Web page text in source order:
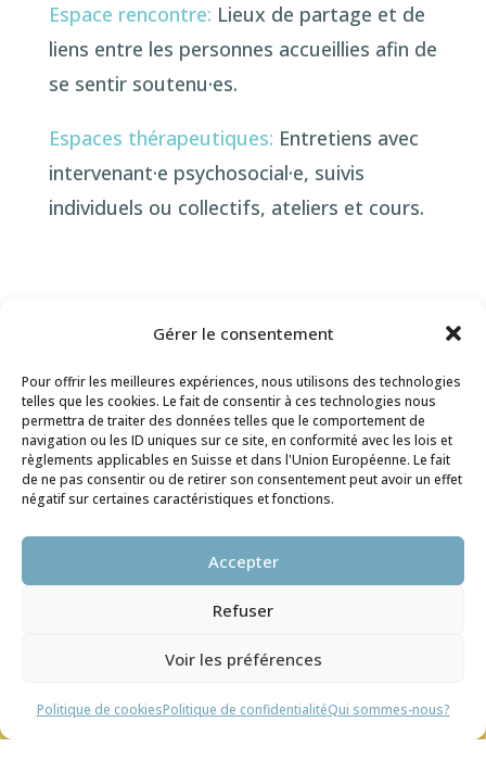
Gérer le consentement
Pour offrir les meilleures expériences, nous utilisons des technologies
telles que les cookies. Le fait de consentir à ces technologies nous
permettra de traiter des données telles que le comportement de
navigation ou les ID uniques sur ce site, en conformité avec les lois et
règlements applicables en Suisse et dans l'Union Européenne. Le fait
de ne pas consentir ou de retirer son consentement peut avoir un effet
négatif sur certaines caractéristiques et fonctions.
Accepter
Refuser
Voir les préférences
Politique de cookiesPolitique de confidentialitéQui sommes-nous?
Espace rencontre: Lieux de partage et de
liens entre les personnes accueillies afin de
se sentir soutenu·es.
Espaces thérapeutiques: Entretiens avec
intervenant·e psychosocial·e, suivis
individuels ou collectifs, ateliers et cours.
Accueil
Qui sommes-nous?
Contact & infos pratiques
Adhérer à Kerma
S’inscrire à la newsletter
Prendre rendez-vous
Groupe de paroles
Qu’est-ce que le burnout ?